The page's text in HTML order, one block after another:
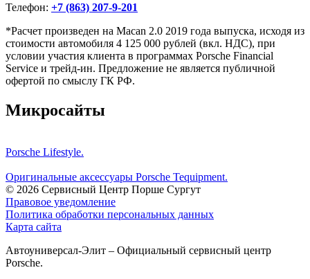
Телефон: +7 (863) 207-9-201
*Расчет произведен на Macan 2.0 2019 года выпуска, исходя из
стоимости автомобиля 4 125 000 рублей (вкл. НДС), при
условии участия клиента в программах Porsche Financial
Service и трейд-ин. Предложение не является публичной
офертой по смыслу ГК РФ.
Микросайты
Porsche Lifestyle.
Оригинальные аксессуары Porsche Tequipment.
© 2026 Сервисный Центр Порше Сургут
Правовое уведомление
Политика обработки персональных данных
Карта сайта
Автоуниверсал-Элит – Официальный сервисный центр
Porsche.